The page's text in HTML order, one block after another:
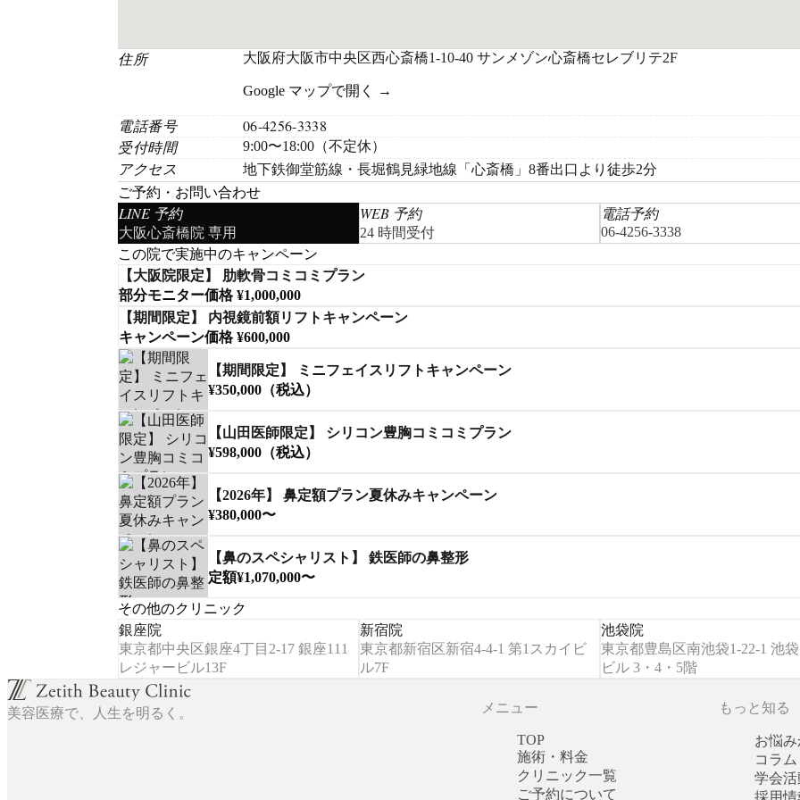
住所 大阪府大阪市中央区西心斎橋1-10-40 サンメゾン心斎橋セレブリテ2F
Google マップで開く →
電話番号
06-4256-3338
受付時間
9:00〜18:00（不定休）
アクセス 地下鉄御堂筋線・長堀鶴見緑地線「心斎橋」8番出口より徒歩2分
ご予約・お問い合わせ
LINE 予約
大阪心斎橋院 専用
WEB 予約
24 時間受付
電話予約
06-4256-3338
この院で実施中のキャンペーン
【大阪院限定】 肋軟骨コミコミプラン
部分モニター価格 ¥1,000,000
【期間限定】 内視鏡前額リフトキャンペーン
キャンペーン価格 ¥600,000
【期間限定】 ミニフェイスリフトキャンペーン
¥350,000（税込）
【山田医師限定】 シリコン豊胸コミコミプラン
¥598,000（税込）
【2026年】 鼻定額プラン夏休みキャンペーン
¥380,000〜
【鼻のスペシャリスト】 鉄医師の鼻整形
定額¥1,070,000〜
その他のクリニック
銀座院
東京都中央区銀座4丁目2-17 銀座111
レジャービル13F
新宿院
東京都新宿区新宿4-4-1 第1スカイビ
ル7F
池袋院
東京都豊島区南池袋1-22-1 池袋
ビル 3・4・5階
美容医療で、人生を明るく。 メニュー
TOP
施術・料金
クリニック一覧
ご予約について
もっと知る
お悩
コラム
学会
採用情